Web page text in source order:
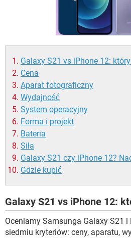
Galaxy S21 vs iPhone 12:
Cena
Aparat fotograficzny
Wydajność
System operacyjny
Forma i projekt
Bateria
Siła
Galaxy S21 czy iPhone 12?
Gdzie kupić
Galaxy S21 vs iPhone 12:
Oceniamy Samsunga Galaxy S21 i
siedmiu kryteriów: ceny, aparatu,